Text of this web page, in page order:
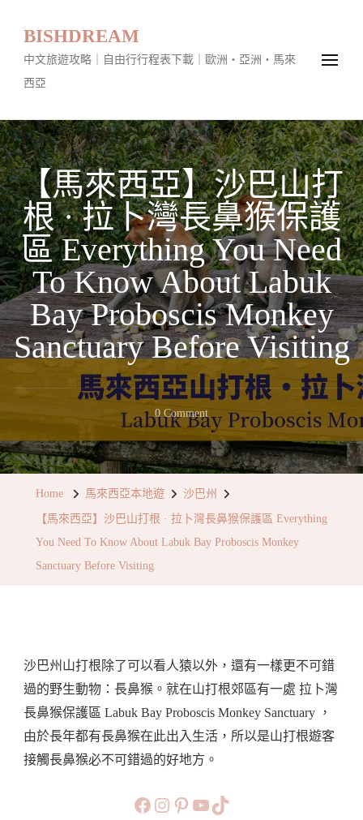
BISHDREAM
中文旅遊攻略｜自由行行程表下載｜歐洲・亞洲・馬來
西亞
【馬來西亞】沙巴山打
根 · 拉卜灣長鼻猴保護
區 Everything You Need
To Know About Labuk
Bay Proboscis Monkey
Sanctuary Before Visiting
0 CommentOn
【馬
來
拉
卜
灣
長
鼻
保
Home 馬來西亞本地遊 沙巴州
【馬來西亞】沙巴山打根 · 拉卜灣長鼻猴保護區 Everything
You Need To Know About Labuk Bay Proboscis Monkey
Sanctuary Before Visiting
沙巴州山打根除了可以看人猿以外，還有一樣更不可錯
過的野生動物：長鼻猴。就在山打根郊區有一處 拉卜灣
長鼻猴保護區 Labuk Bay Proboscis Monkey Sanctuary ，
由於長年都有長鼻猴在此出入生活，所以是山打根遊客
接觸長鼻猴必不可錯過的好地方。
https://www.facebook.com/
https://
https://
旅行美食小短片TikTok